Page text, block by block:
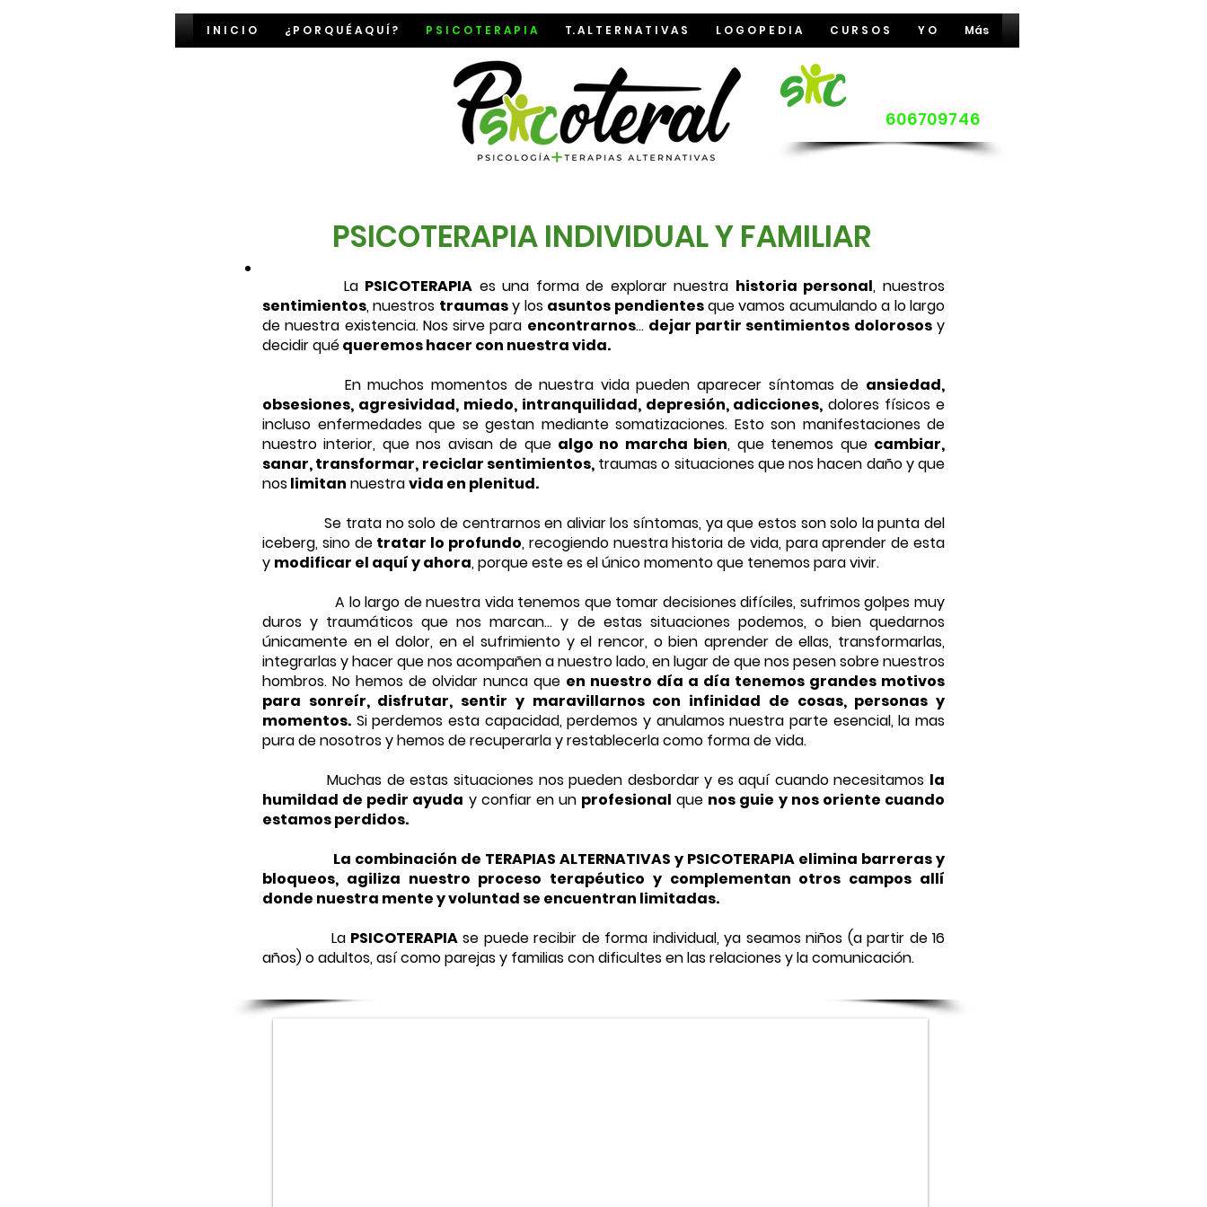
I N I C I O ¿ P O R Q U É A Q U Í ? P S I C O T E R A P I A T. A L T E R N A T I V A S L O G O P E D I A C U R S O S Y O Más
606709746
PSICOTERAPIA INDIVIDUAL Y FAMILIAR
La PSICOTERAPIA es una forma de explorar nuestra historia personal, nuestros
sentimientos, nuestros traumasy los asuntos pendientesque vamos acumulando a lo largo
de nuestra existencia. Nos sirve para encontrarnos... dejar partir sentimientos dolorososy
decidir quéqueremos hacer con nuestra vida.
En muchos momentos de nuestra vida pueden aparecer síntomas de ansiedad,
obsesiones, agresividad, miedo, intranquilidad, depresión, adicciones, dolores físicos e
incluso enfermedades que se gestan mediante somatizaciones. Esto son manifestaciones de
nuestro interior, que nos avisan de que algo no marcha bien, que tenemos que cambiar,
sanar, transformar, reciclar sentimientos,traumas o situaciones que nos hacen daño y que
noslimitan nuestravida en plenitud.
Se trata no solo de centrarnos en aliviar los síntomas, ya que estos son solo la punta del
iceberg, sino de tratar lo profundo, recogiendo nuestra historia de vida, para aprender de esta
y modificar el aquí y ahora, porque este es el único momento que tenemos para vivir.
A lo largo de nuestra vida tenemos que tomar decisiones difíciles, sufrimos golpes muy
duros y traumáticos que nos marcan... y de estas situaciones podemos, o bien quedarnos
únicamente en el dolor, en el sufrimiento y el rencor, o bien aprender de ellas, transformarlas,
integrarlas y hacer que nos acompañen a nuestro lado, en lugar de que nos pesen sobre nuestros
hombros. No hemos de olvidar nunca que en nuestro día a día tenemos grandes motivos
para sonreír, disfrutar, sentir y maravillarnos con infinidad de cosas, personas y
momentos. Si perdemos esta capacidad, perdemos y anulamos nuestra parte esencial, la mas
pura de nosotros y hemos de recuperarla y restablecerla como forma de vida.
Muchas de estas situaciones nos pueden desbordar y es aquí cuando necesitamos la
humildad de pedir ayuda y confiar en un profesional que nos guie y nos oriente cuando
estamos perdidos.
La combinación de TERAPIAS ALTERNATIVAS y PSICOTERAPIA elimina barreras y
bloqueos, agiliza nuestro proceso terapéutico y complementan otros campos allí
donde nuestra mente y voluntad se encuentran limitadas.
La PSICOTERAPIAse puede recibir de forma individual, ya seamos niños (a partir de 16
años) o adultos, así como parejas y familias con dificultes en las relaciones y la comunicación.